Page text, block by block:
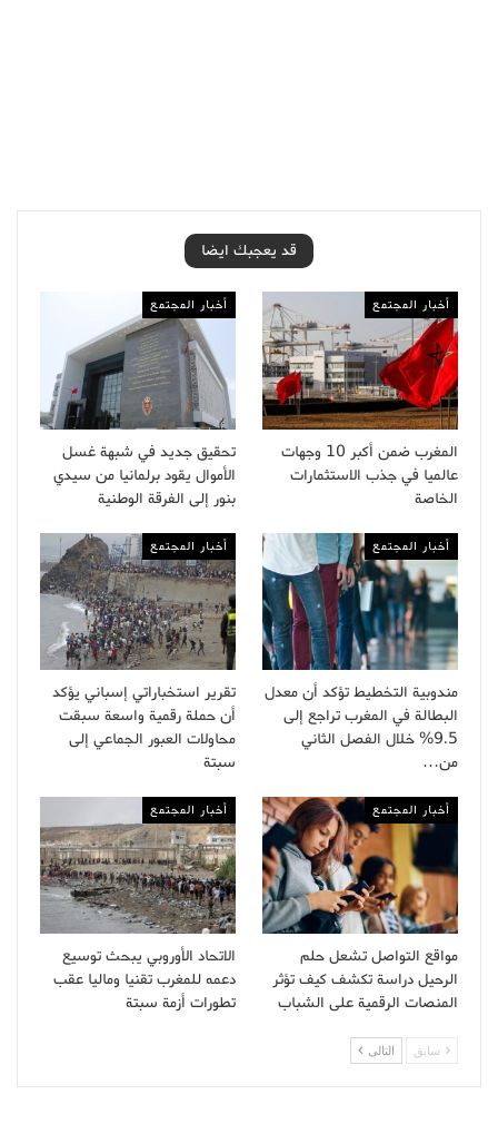
قد يعجبك ايضا
أخبار المجتمع
المغرب ضمن أكبر 10 وجهات
عالميا في جذب الاستثمارات
الخاصة
أخبار المجتمع
تحقيق جديد في شبهة غسل
الأموال يقود برلمانيا من سيدي
بنور إلى الفرقة الوطنية
أخبار المجتمع
مندوبية التخطيط تؤكد أن معدل
البطالة في المغرب تراجع إلى
9.5% خلال الفصل الثاني
من…
أخبار المجتمع
تقرير استخباراتي إسباني يؤكد
أن حملة رقمية واسعة سبقت
محاولات العبور الجماعي إلى
سبتة
أخبار المجتمع
مواقع التواصل تشعل حلم
الرحيل دراسة تكشف كيف تؤثر
المنصات الرقمية على الشباب
أخبار المجتمع
الاتحاد الأوروبي يبحث توسيع
دعمه للمغرب تقنيا وماليا عقب
تطورات أزمة سبتة
سابق التالى